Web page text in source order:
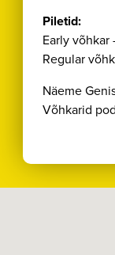
Piletid:
Early võhkar
Regular
Näeme
Võhkarid